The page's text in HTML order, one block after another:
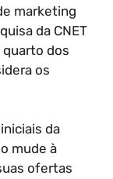
marketing
da CNET
dos
os
da
mude à
ofertas